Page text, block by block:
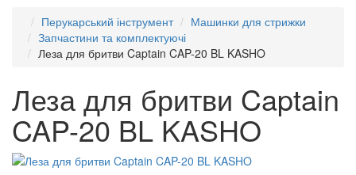
Перукарський інструмент
Машинки для стрижки
Запчастини та комплектуючі
Леза для бритви Captain CAP-20 BL KASHO
Леза для бритви Captain
CAP-20 BL KASHO